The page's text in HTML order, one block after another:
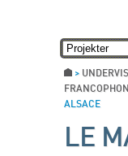
>
ALSACE
LE